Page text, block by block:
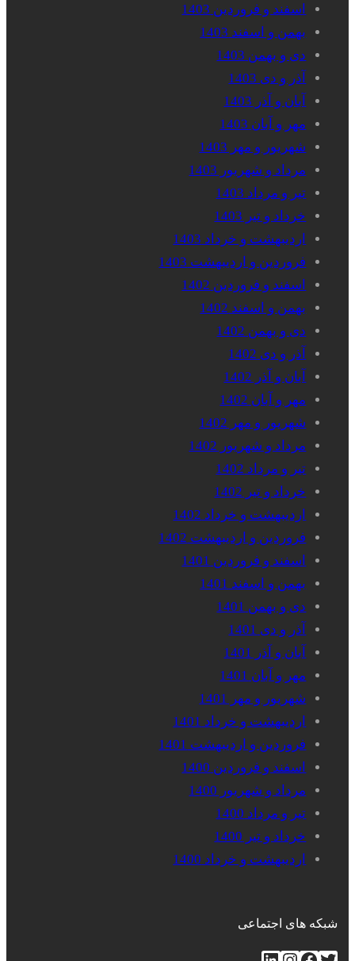
اسفند و فروردین 1403
بهمن و اسفند 1403
دی و بهمن 1403
آذر و دی 1403
آبان و آذر 1403
مهر و آبان 1403
شهریور و مهر 1403
مرداد و شهریور 1403
تیر و مرداد 1403
خرداد و تیر 1403
اردیبهشت و خرداد 1403
فروردین و اردیبهشت 1403
اسفند و فروردین 1402
بهمن و اسفند 1402
دی و بهمن 1402
آذر و دی 1402
آبان و آذر 1402
مهر و آبان 1402
شهریور و مهر 1402
مرداد و شهریور 1402
تیر و مرداد 1402
خرداد و تیر 1402
اردیبهشت و خرداد 1402
فروردین و اردیبهشت 1402
اسفند و فروردین 1401
بهمن و اسفند 1401
دی و بهمن 1401
آذر و دی 1401
آبان و آذر 1401
مهر و آبان 1401
شهریور و مهر 1401
اردیبهشت و خرداد 1401
فروردین و اردیبهشت 1401
اسفند و فروردین 1400
مرداد و شهریور 1400
تیر و مرداد 1400
خرداد و تیر 1400
اردیبهشت و خرداد 1400
شبکه های اجتماعی